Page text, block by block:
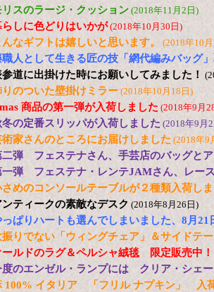
リスのラージ・クッション (2018年11月2日)
らしに色どりはいかが(2018年10月30日)
んなギフトは嬉しいと思います。 (2018年10
職人として生きる匠の技「網代編みバッグ
参道に出掛けた時にお願いしてみました！
りのついた壁掛けミラー (2018年10月18日)
商品の第一弾が入荷しました (2018年9月
冬の定番スリッパが入荷しました (2018年9月
術家さんのところにお届けしました (2018年9
二弾 フェステナさん、手芸店のバッグと
一弾 フェステナ・レンテJAMさん、レー
さめのコンソールテーブルが２種類入荷し
ンティークの素敵なデスク (2018年8月26日)
っぱりハートも選んでしまいました、8月21
振りでない「ウィングチェア」＆サイドテ
ールドのラグ＆ペルシャ絨毯 限定販売中！
度のエンゼル・ランプには クリア・シェ
100% イタリア 「フリル ナプキン」 入